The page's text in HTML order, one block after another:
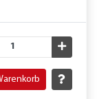
Menge